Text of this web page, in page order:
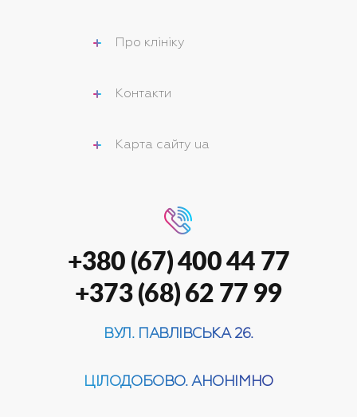
Про клініку
Контакти
Карта сайту ua
+380 (67) 400 44 77
+373 (68) 62 77 99
ВУЛ. ПАВЛІВСЬКА 26.
ЦІЛОДОБОВО. АНОНІМНО